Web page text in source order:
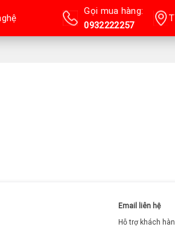
Gọi mua hàng:
0932222257
Email liên hệ
Hỗ trợ khách